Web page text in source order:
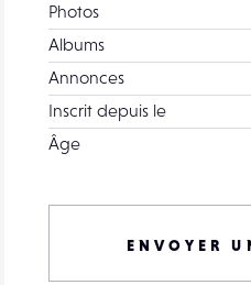
Photos
Albums
Annonces
Inscrit depuis le
Âge
ENVOYER